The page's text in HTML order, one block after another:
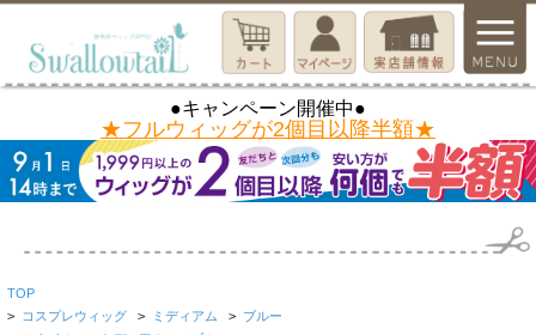
●キャンペーン開催中●
★フルウィッグが2個目以降半額★
TOP
> コスプレウィッグ > ミディアム > ブルー